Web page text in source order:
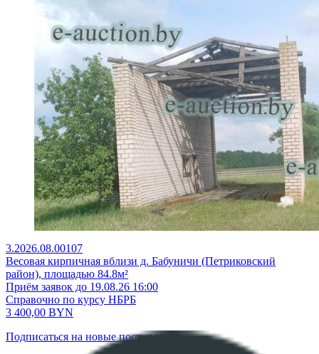
3.2026.08.00107
Весовая кирпичная вблизи д. Бабуничи (Петриковский
район), площадью 84.8м²
Приём заявок до 19.08.26 16:00
Справочно по курсу НБРБ
3 400,00 BYN
Подписаться на новые поступления